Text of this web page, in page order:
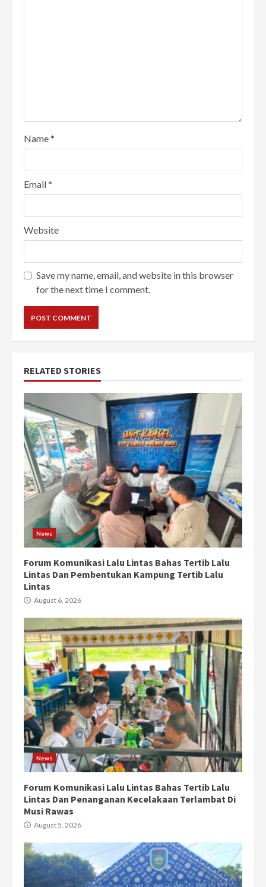
Name*
Email*
Website
Save my name, email, and website in this browser
for the next time I comment.
RELATED STORIES
News
Forum Komunikasi Lalu Lintas Bahas Tertib Lalu
Lintas Dan Pembentukan Kampung Tertib Lalu
Lintas
August 6, 2026
News
Forum Komunikasi Lalu Lintas Bahas Tertib Lalu
Lintas Dan Penanganan Kecelakaan Terlambat Di
Musi Rawas
August 5, 2026